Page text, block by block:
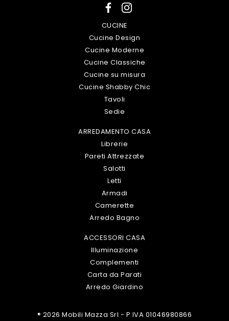
CUCINE
Cucine Design
Cucine Moderne
Cucine Classiche
Cucine su misura
Cucine Shabby Chic
Tavoli
Sedie
ARREDAMENTO CASA
Librerie
Pareti Attrezzate
Salotti
Letti
Armadi
Camerette
Arredo Bagno
ACCESSORI CASA
Illuminazione
Complementi
Carta da Parati
Arredo Giardino
® 2026 Mobili Mazza Srl - P.IVA 01046980866